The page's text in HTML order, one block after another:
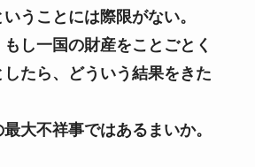
うことには際限がない。
し一国の財産をことごとく
たら、どういう結果をきた
大不祥事ではあるまいか。